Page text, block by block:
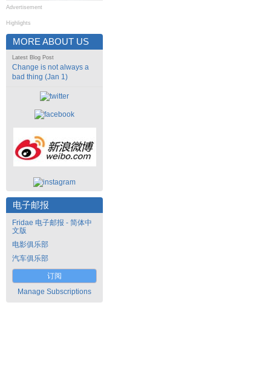
Advertisement
Highlights
MORE ABOUT US
Latest Blog Post
Change is not always a
bad thing (Jan 1)
电子邮报
Fridae 电子邮报 - 简体中
文版
电影俱乐部
汽车俱乐部
订阅
Manage Subscriptions